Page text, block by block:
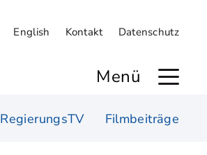
English Kontakt Datenschutz
Menü
RegierungsTV Filmbeiträge